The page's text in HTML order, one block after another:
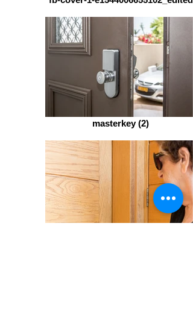
masterkey (2)